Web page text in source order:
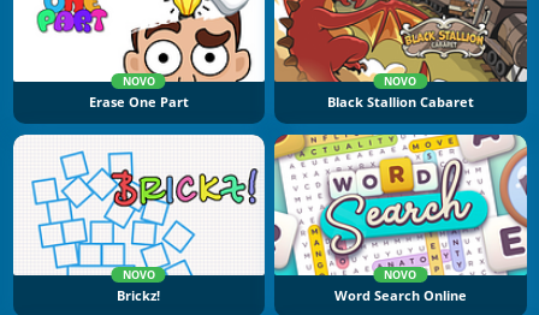
NOVO
Erase One Part
NOVO
Black Stallion Cabaret
NOVO
Brickz!
NOVO
Word Search Online